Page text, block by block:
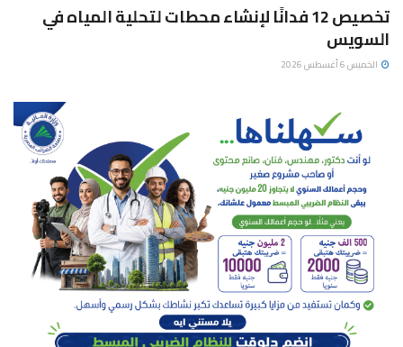
تخصيص 12 فدانًا لإنشاء محطات لتحلية المياه في
السويس
الخميس 6 أغسطس 2026